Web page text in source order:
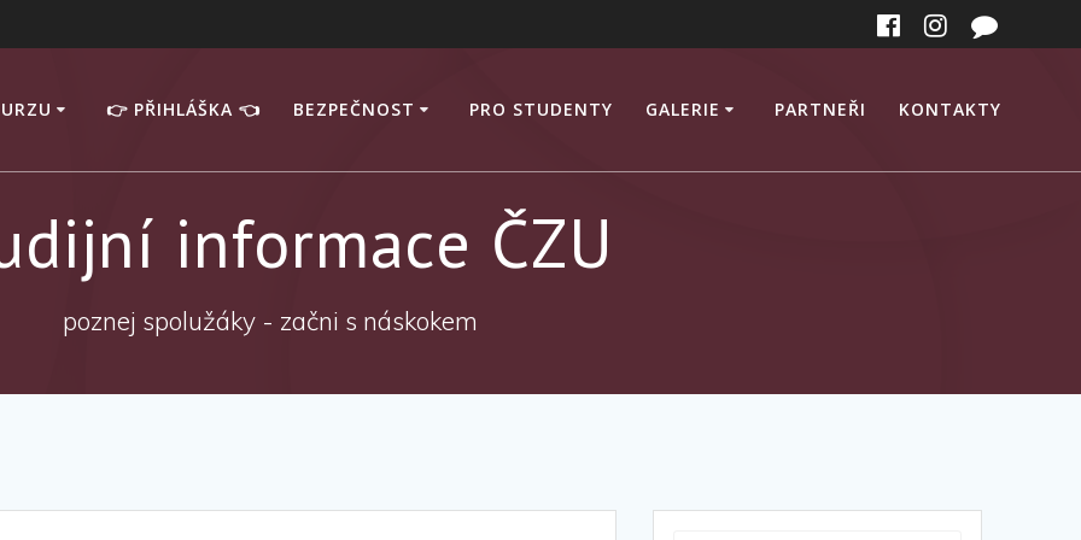
👉 PŘIHLÁŠKA 👈 BEZPEČNOST PRO STUDENTY GALERIE PARTNEŘI KONTAKTY
informace ČZU
poznej spolužáky - začni s náskokem